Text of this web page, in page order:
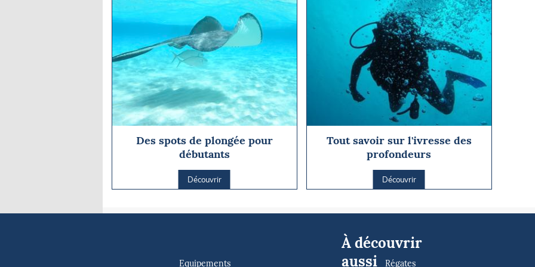
Des spots de plongée pour
débutants
Découvrir
Tout savoir sur l'ivresse des
profondeurs
Découvrir
À découvrir
aussi
Equipements Régates